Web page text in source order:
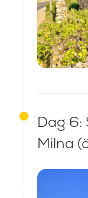
Dag 6:
Milna